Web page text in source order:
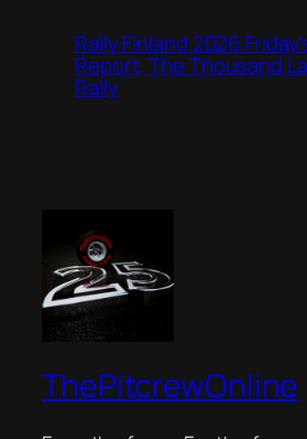
Rally Finland 2026
Report, The Thousand
Rally
ThePitcrewOnline